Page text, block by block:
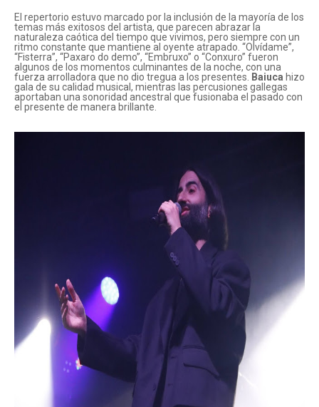
El repertorio estuvo marcado por la inclusión de la mayoría de los
temas más exitosos del artista, que parecen abrazar la
naturaleza caótica del tiempo que vivimos, pero siempre con un
ritmo constante que mantiene al oyente atrapado. “Olvídame”,
“Fisterra”, “Paxaro do demo”, “Embruxo” o “Conxuro” fueron
algunos de los momentos culminantes de la noche, con una
fuerza arrolladora que no dio tregua a los presentes. Baiuca hizo
gala de su calidad musical, mientras las percusiones gallegas
aportaban una sonoridad ancestral que fusionaba el pasado con
el presente de manera brillante.